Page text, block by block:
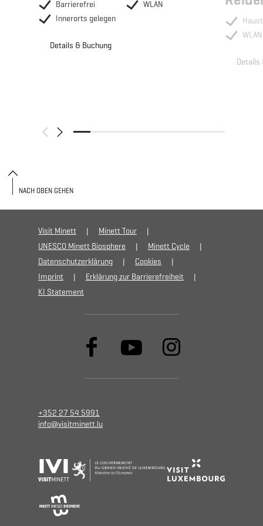
Barrierefrei
WLAN
Innerorts gelegen
Details & Buchung
WLAN
Details
Visit Minett
Minett Tour
UNESCO Minett Biosphere
Minett Cycle
Datenschutzerklärung
Cookies
Imprint
Erklärung zur Barrierefreiheit
KI Statement
+352 27 54 5991
info@visitminett.lu
NACH OBEN GEHEN